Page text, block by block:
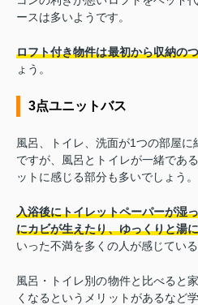
ースは多いようです。
ロフト付き物件は最初から収納の
ょう。
3点ユニットバス
風呂、トイレ、洗面が1つの部屋
ですが、風呂とトイレが一緒であ
ットに感じる部分も多いでしょう。
入浴後にトイレットペーパーが湿
にカビが生えたり、ゆっくりと湯
いった不満を多くの人が感じている
風呂・トイレ別の物件と比べると
くなるというメリットがあるなど